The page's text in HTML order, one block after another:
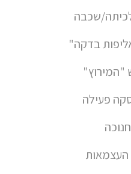
שכבה
בדקה"
"המירוץ"
פעילה
העצמאות